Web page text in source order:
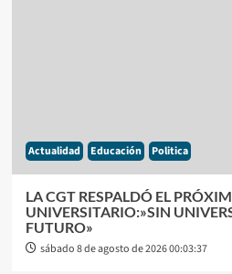
Actualidad Educación Politica
LA CGT RESPALDÓ EL
UNIVERSITARIO:»SIN
FUTURO»
sábado 8 de agosto de 2026 00:03:37